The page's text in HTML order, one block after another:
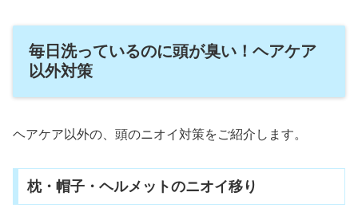
毎日洗っているのに頭が臭い！ヘアケア
以外対策
ヘアケア以外の、頭のニオイ対策をご紹介します。
枕・帽子・ヘルメットのニオイ移り